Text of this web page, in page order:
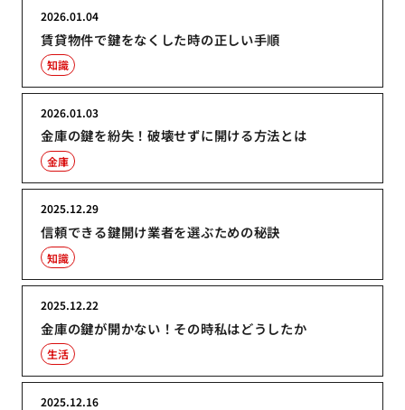
賃貸物件で鍵をなくした時の正しい手順
2026.01.04
知識
金庫の鍵を紛失！破壊せずに開ける方法とは
2026.01.03
金庫
信頼できる鍵開け業者を選ぶための秘訣
2025.12.29
知識
金庫の鍵が開かない！その時私はどうしたか
2025.12.22
生活
2025.12.16